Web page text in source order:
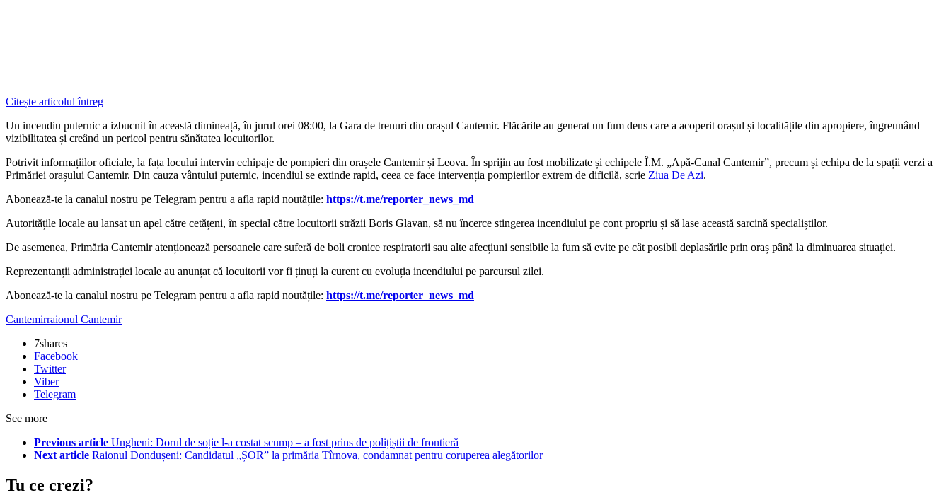
Citește articolul întreg
Un incendiu puternic a izbucnit în această dimineață, în jurul orei 08:00, la Gara de trenuri din orașul Cantemir. Flăcările au generat un fum dens care a acoperit orașul și localitățile din apropiere, îngreunând
vizibilitatea și creând un pericol pentru sănătatea locuitorilor.
Potrivit informațiilor oficiale, la fața locului intervin echipaje de pompieri din orașele Cantemir și Leova. În sprijin au fost mobilizate și echipele Î.M. „Apă-Canal Cantemir”, precum și echipa de la spații verzi a
Primăriei orașului Cantemir. Din cauza vântului puternic, incendiul se extinde rapid, ceea ce face intervenția pompierilor extrem de dificilă, scrie Ziua De Azi.
‍Abonează-te la canalul nostru pe Telegram pentru a afla rapid noutățile: https://t.me/reporter_news_md
Autoritățile locale au lansat un apel către cetățeni, în special către locuitorii străzii Boris Glavan, să nu încerce stingerea incendiului pe cont propriu și să lase această sarcină specialiștilor.
De asemenea, Primăria Cantemir atenționează persoanele care suferă de boli cronice respiratorii sau alte afecțiuni sensibile la fum să evite pe cât posibil deplasările prin oraș până la diminuarea situației.
Reprezentanții administrației locale au anunțat că locuitorii vor fi ținuți la curent cu evoluția incendiului pe parcursul zilei.
‍Abonează-te la canalul nostru pe Telegram pentru a afla rapid noutățile: https://t.me/reporter_news_md
Cantemirraionul Cantemir
7shares
Facebook
Twitter
Viber
Telegram
See more
Previous article Ungheni: Dorul de soție l-a costat scump – a fost prins de polițiștii de frontieră
Next article Raionul Dondușeni: Candidatul „ȘOR” la primăria Tîrnova, condamnat pentru coruperea alegătorilor
Tu ce crezi?